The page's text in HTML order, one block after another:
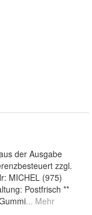
der Ausgabe
zzgl.
MICHEL (975)
Postfrisch **
... Mehr